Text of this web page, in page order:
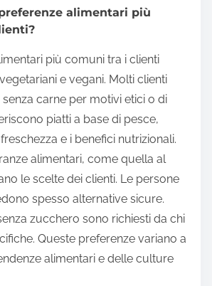
alimentari più
più comuni tra i clienti
e vegani. Molti clienti
carne per motivi etici o di
piatti a base di pesce,
e i benefici nutrizionali.
alimentari, come quella al
le scelte dei clienti. Le persone
spesso alternative sicure.
zucchero sono richiesti da chi
Queste preferenze variano a
alimentari e delle culture